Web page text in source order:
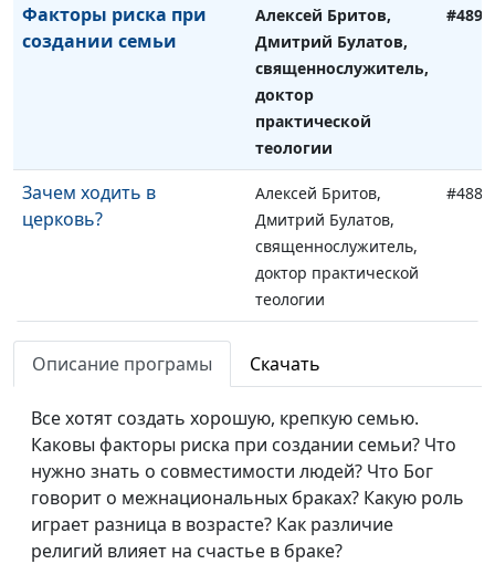
Факторы риска при
создании семьи
Алексей Бритов,
Дмитрий Булатов,
священнослужитель,
доктор
практической
теологии
#489
Зачем ходить в
церковь?
Алексей Бритов,
Дмитрий Булатов,
священнослужитель,
доктор практической
теологии
#488
Цена человеческой
жизни
Дмитрий Булатов,
доктор практической
теологии
Самооценка: какой она
должна быть?
Алексей Бритов,
Дмитрий Булатов,
священнослужитель,
#486
Описание програмы Скачать
Все хотят создать хорошую, крепкую семью.
Каковы факторы риска при создании семьи? Что
нужно знать о совместимости людей? Что Бог
говорит о межнациональных браках? Какую роль
играет разница в возрасте? Как различие
религий влияет на счастье в браке?